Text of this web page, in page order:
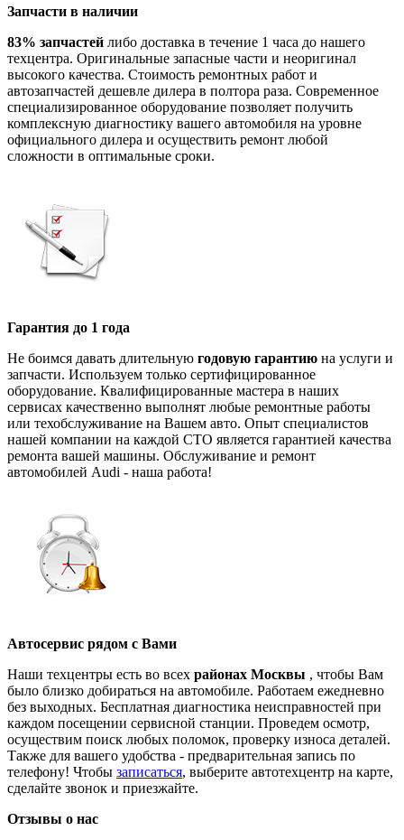
Запчасти в наличии
83% запчастей либо доставка в течение 1 часа до нашего
техцентра. Оригинальные запасные части и неоригинал
высокого качества. Стоимость ремонтных работ и
автозапчастей дешевле дилера в полтора раза. Современное
специализированное оборудование позволяет получить
комплексную диагностику вашего автомобиля на уровне
официального дилера и осуществить ремонт любой
сложности в оптимальные сроки.
Гарантия до 1 года
Не боимся давать длительную годовую гарантию на услуги и
запчасти. Используем только сертифицированное
оборудование. Квалифицированные мастера в наших
сервисах качественно выполнят любые ремонтные работы
или техобслуживание на Вашем авто. Опыт специалистов
нашей компании на каждой СТО является гарантией качества
ремонта вашей машины. Обслуживание и ремонт
автомобилей Audi - наша работа!
Автосервис рядом с Вами
Наши техцентры есть во всех районах Москвы , чтобы Вам
было близко добираться на автомобиле. Работаем ежедневно
без выходных. Бесплатная диагностика неисправностей при
каждом посещении сервисной станции. Проведем осмотр,
осуществим поиск любых поломок, проверку износа деталей.
Также для вашего удобства - предварительная запись по
телефону! Чтобы записаться, выберите автотехцентр на карте,
сделайте звонок и приезжайте.
Отзывы о нас